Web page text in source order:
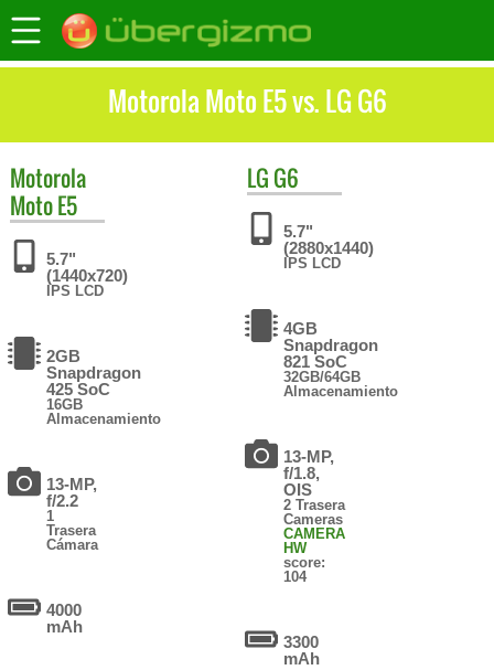
Motorola Moto E5 vs. LG G6
Motorola
Moto E5
5.7"
(1440x720)
IPS LCD
2GB
Snapdragon
425 SoC
16GB
Almacenamiento
13-MP,
f/2.2
1
Trasera
Cámara
4000
mAh
LG G6
5.7"
(2880x1440)
IPS LCD
4GB
Snapdragon
821 SoC
32GB/64GB
Almacenamiento
13-MP,
f/1.8,
OIS
2 Trasera
Cameras
CAMERA
HW
score:
104
3300
mAh